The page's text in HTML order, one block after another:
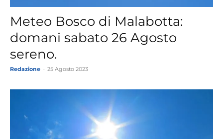
Meteo Bosco di Malabotta:
domani sabato 26 Agosto
sereno.
Redazione 25 Agosto 2023